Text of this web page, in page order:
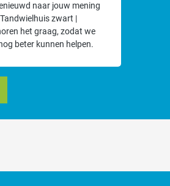
naar jouw mening
zwart |
het graag, zodat we
beter kunnen helpen.